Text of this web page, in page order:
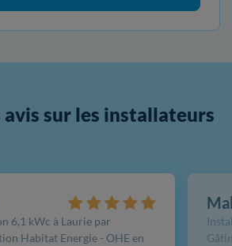
avis sur les installateurs
6,1 kWc à Laurie par
Habitat Energie - OHE en